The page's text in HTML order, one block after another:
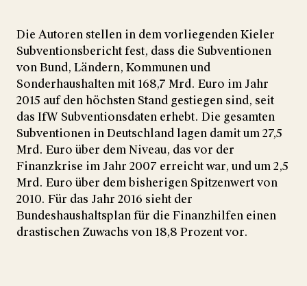
Die Autoren stellen in dem vorliegenden Kieler
Subventionsbericht fest, dass die Subventionen
von Bund, Ländern, Kommunen und
Sonderhaushalten mit 168,7 Mrd. Euro im Jahr
2015 auf den höchsten Stand gestiegen sind, seit
das IfW Subventionsdaten erhebt. Die gesamten
Subventionen in Deutschland lagen damit um 27,5
Mrd. Euro über dem Niveau, das vor der
Finanzkrise im Jahr 2007 erreicht war, und um 2,5
Mrd. Euro über dem bisherigen Spitzenwert von
2010. Für das Jahr 2016 sieht der
Bundeshaushaltsplan für die Finanzhilfen einen
drastischen Zuwachs von 18,8 Prozent vor.